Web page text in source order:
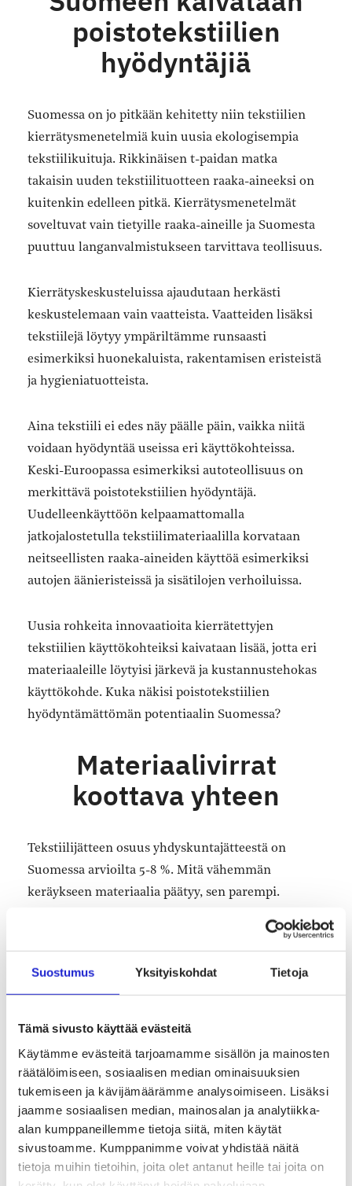
Suostumus Yksityiskohdat Tietoja
Tämä sivusto käyttää evästeitä
Käytämme evästeitä tarjoamamme sisällön ja mainosten
räätälöimiseen, sosiaalisen median ominaisuuksien
tukemiseen ja kävijämäärämme analysoimiseen. Lisäksi
jaamme sosiaalisen median, mainosalan ja analytiikka-
alan kumppaneillemme tietoja siitä, miten käytät
sivustoamme. Kumppanimme voivat yhdistää näitä
tietoja muihin tietoihin, joita olet antanut heille tai joita on
poistotekstiilien
hyödyntäjiä
Suomessa on jo pitkään kehitetty niin tekstiilien
kierrätysmenetelmiä kuin uusia ekologisempia
tekstiilikuituja. Rikkinäisen t-paidan matka
takaisin uuden tekstiilituotteen raaka-aineeksi on
kuitenkin edelleen pitkä. Kierrätysmenetelmät
soveltuvat vain tietyille raaka-aineille ja Suomesta
puuttuu langanvalmistukseen tarvittava teollisuus.
Kierrätyskeskusteluissa ajaudutaan herkästi
keskustelemaan vain vaatteista. Vaatteiden lisäksi
tekstiilejä löytyy ympäriltämme runsaasti
esimerkiksi huonekaluista, rakentamisen eristeistä
ja hygieniatuotteista.
Aina tekstiili ei edes näy päälle päin, vaikka niitä
voidaan hyödyntää useissa eri käyttökohteissa.
Keski-Euroopassa esimerkiksi autoteollisuus on
merkittävä poistotekstiilien hyödyntäjä.
Uudelleenkäyttöön kelpaamattomalla
jatkojalostetulla tekstiilimateriaalilla korvataan
neitseellisten raaka-aineiden käyttöä esimerkiksi
autojen äänieristeissä ja sisätilojen verhoiluissa.
Uusia rohkeita innovaatioita kierrätettyjen
tekstiilien käyttökohteiksi kaivataan lisää, jotta eri
materiaaleille löytyisi järkevä ja kustannustehokas
käyttökohde. Kuka näkisi poistotekstiilien
hyödyntämättömän potentiaalin Suomessa?
Materiaalivirrat
koottava yhteen
Tekstiilijätteen osuus yhdyskuntajätteestä on
Suomessa arvioilta 5-8 %. Mitä vähemmän
keräykseen materiaalia päätyy, sen parempi.
materiaalivirtojen saatavuuden varmistaminen on
hyödyntäminen ovat taloudellisesti kannattavia.
Pelkän tekstiilijätteen keräyksen sijaan tarvitaan
kokonaisvaltaista tarkastelua alan
ympäristövaikutusten vähentämiseksi ja
kiertotalouden edistämiseksi.
Suomi on ottanut vahvan roolin kiertotalouden
edelläkävijänä. Olemme ehdottaneet EU-tasolle
tekstiilistrategiaa ja Suomeen tekstiilitiekarttaa